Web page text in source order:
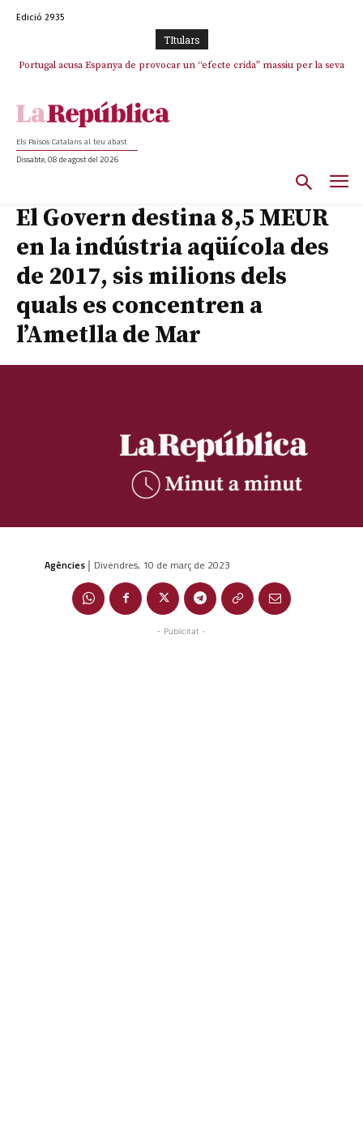
Edició 2935
TItulars
Portugal acusa Espanya de provocar un “efecte crida” massiu per la seva
El col·lapse de l’operació de Marc Puigtió a Girona: desbandada de
Els Països Catalans al teu abast
Dissabte, 08 de agost del 2026
El Govern destina 8,5 MEUR
en la indústria aqüícola des
de 2017, sis milions dels
quals es concentren a
l’Ametlla de Mar
Agències | Divendres, 10 de març de 2023
- Publicitat -